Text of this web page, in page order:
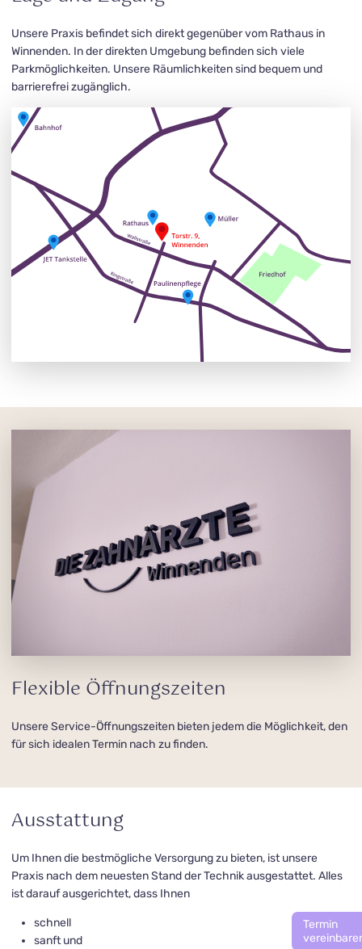
Termin
Unsere Praxis befindet sich direkt gegenüber vom Rathaus in
Winnenden. In der direkten Umgebung befinden sich viele
Parkmöglichkeiten. Unsere Räumlichkeiten sind bequem und
barrierefrei zugänglich.
Flexible Öffnungszeiten
Unsere Service-Öffnungszeiten bieten jedem die Möglichkeit, den
für sich idealen Termin nach zu finden.
Ausstattung
Um Ihnen die bestmögliche Versorgung zu bieten, ist unsere
Praxis nach dem neuesten Stand der Technik ausgestattet. Alles
ist darauf ausgerichtet, dass Ihnen
schnell
sanft und